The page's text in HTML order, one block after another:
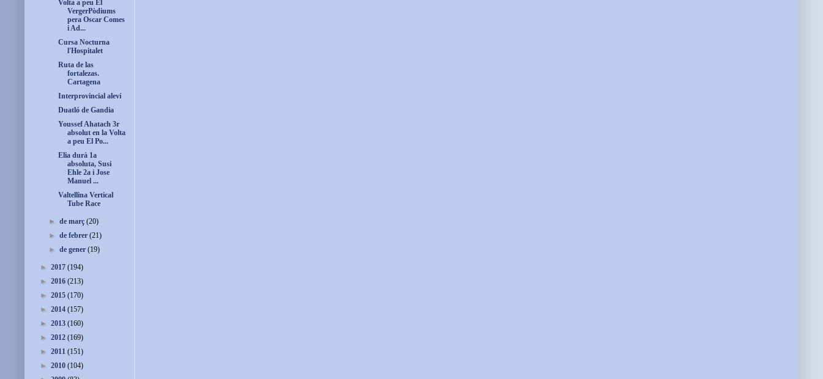
Volta a peu El
VergerPòdiums
pera Oscar Comes
i Ad...
Cursa Nocturna
l'Hospitalet
Ruta de las
fortalezas.
Cartagena
Interprovincial aleví
Duatló de Gandia
Youssef Ahatach 3r
absolut en la Volta
a peu El Po...
Elia durà 1a
absoluta, Susi
Ehle 2a i Jose
Manuel ...
Valtellina Vertical
Tube Race
►de març(20)
►de febrer(21)
►de gener(19)
► 2017 (194)
► 2016 (213)
► 2015 (170)
► 2014 (157)
► 2013 (160)
► 2012 (169)
► 2011 (151)
► 2010 (104)